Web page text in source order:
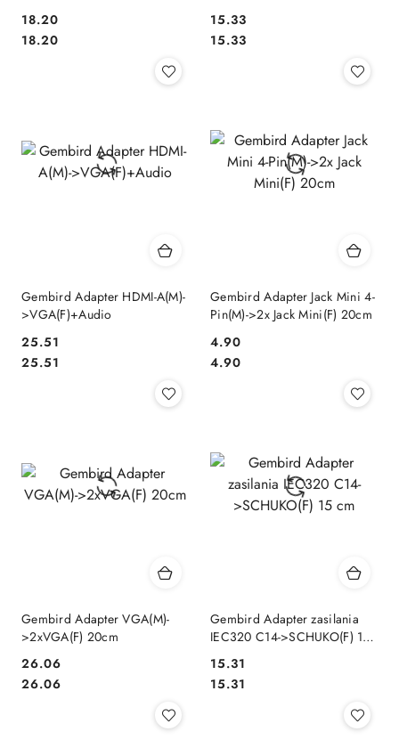
Cena:
18.20
Cena:
18.20 Cena:
15.33
Cena:
15.33
Gembird Adapter HDMI-A(M)-
>VGA(F)+Audio
Cena:
25.51
Cena:
25.51
Gembird Adapter Jack Mini 4-
Pin(M)->2x Jack Mini(F) 20cm
Cena:
4.90
Cena:
4.90
Gembird Adapter VGA(M)-
>2xVGA(F) 20cm
Cena:
26.06
Cena:
26.06
Gembird Adapter zasilania
IEC320 C14->SCHUKO(F) 15
Cena:
15.31
Cena:
15.31